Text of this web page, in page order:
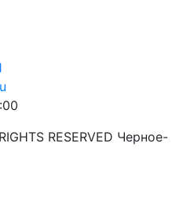
RESERVED Черное-